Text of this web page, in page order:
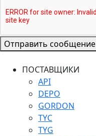
Отправить сообщение
ПОСТАВЩИКИ
API
DEPO
GORDON
TYC
TYG